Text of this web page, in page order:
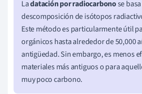
Ladatación por radiocarbonose
descomposición de isótopos
Este método es particularmente útil
orgánicos hasta alrededor de 50,000
antigüedad. Sin embargo, es menos
materiales más antiguos o para
muy poco carbono.